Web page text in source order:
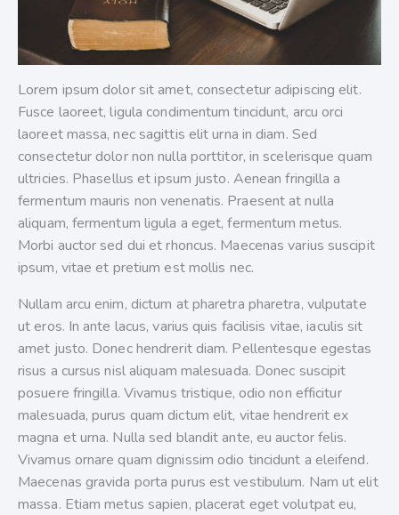
Lorem ipsum dolor sit amet, consectetur adipiscing elit.
Fusce laoreet, ligula condimentum tincidunt, arcu orci
laoreet massa, nec sagittis elit urna in diam. Sed
consectetur dolor non nulla porttitor, in scelerisque quam
ultricies. Phasellus et ipsum justo. Aenean fringilla a
fermentum mauris non venenatis. Praesent at nulla
aliquam, fermentum ligula a eget, fermentum metus.
Morbi auctor sed dui et rhoncus. Maecenas varius suscipit
ipsum, vitae et pretium est mollis nec.
Nullam arcu enim, dictum at pharetra pharetra, vulputate
ut eros. In ante lacus, varius quis facilisis vitae, iaculis sit
amet justo. Donec hendrerit diam. Pellentesque egestas
risus a cursus nisl aliquam malesuada. Donec suscipit
posuere fringilla. Vivamus tristique, odio non efficitur
malesuada, purus quam dictum elit, vitae hendrerit ex
magna et urna. Nulla sed blandit ante, eu auctor felis.
Vivamus ornare quam dignissim odio tincidunt a eleifend.
Maecenas gravida porta purus est vestibulum. Nam ut elit
massa. Etiam metus sapien, placerat eget volutpat eu,